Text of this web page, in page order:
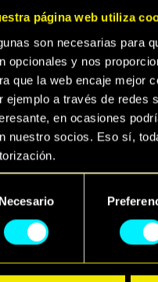
página web utiliza
son necesarias para
opcionales y nos
que la web encaje mejor
ejemplo a través de redes
en ocasiones
nuestro socios. Eso sí,
todos los
Necesario